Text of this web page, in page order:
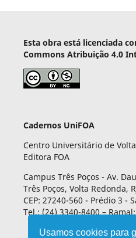
Usamos cookies para
Esta obra está licenciada
Commons Atribuição 4.0
Cadernos UniFOA
Centro Universitário de
Editora FOA
Campus Três Poços - Av.
Três Poços, Volta Redonda,
CEP: 27240-560 - Prédio 3 -
Tel.: (24) 3340-8400 –